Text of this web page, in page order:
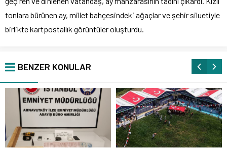
tonlara bürünen ay, millet bahçesindeki ağaçlar ve şehir siluetiyle
birlikte kartpostallık görüntüler oluşturdu.
BENZER KONULAR